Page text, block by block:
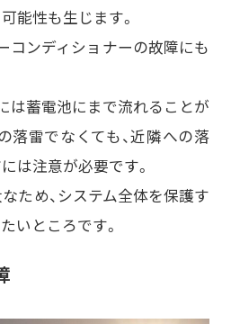
能性も生じます。
コンディショナーの故障にも
は蓄電池にまで流れることが
落雷でなくても、近隣への落
は注意が必要です。
ため、システム全体を保護す
いところです。